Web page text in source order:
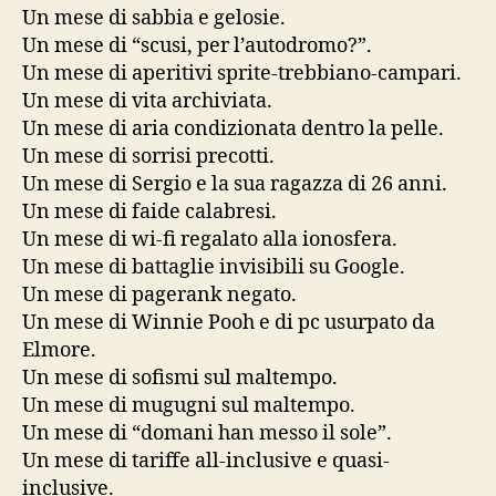
Un mese di sabbia e gelosie.
Un mese di “scusi, per l’autodromo?”.
Un mese di aperitivi sprite-trebbiano-campari.
Un mese di vita archiviata.
Un mese di aria condizionata dentro la pelle.
Un mese di sorrisi precotti.
Un mese di Sergio e la sua ragazza di 26 anni.
Un mese di faide calabresi.
Un mese di wi-fi regalato alla ionosfera.
Un mese di battaglie invisibili su Google.
Un mese di pagerank negato.
Un mese di Winnie Pooh e di pc usurpato da
Elmore.
Un mese di sofismi sul maltempo.
Un mese di mugugni sul maltempo.
Un mese di “domani han messo il sole”.
Un mese di tariffe all-inclusive e quasi-
inclusive.